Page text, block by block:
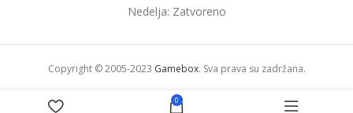
Nedelja: Zatvoreno
Copyright © 2005-2023 Gamebox. Sva prava su zadržana.
0